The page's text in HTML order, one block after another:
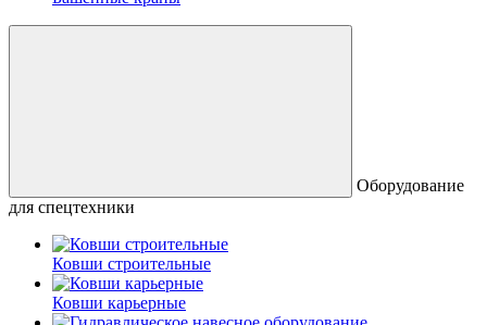
Оборудование
для спецтехники
Ковши строительные
Ковши карьерные